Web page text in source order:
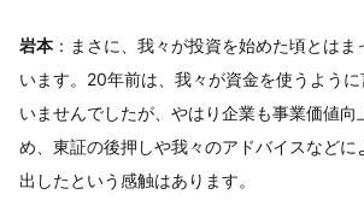
岩本 ：まさに、我々が投資を始めた頃とは
います。20年前は、我々が資金を使うよう
いませんでしたが、やはり企業も事業価値向
め、東証の後押しや我々のアドバイスなどに
出したという感触はあります。